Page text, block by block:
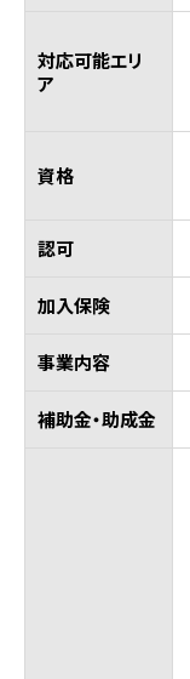
対応可能エリ
ア
資格
認可
加入保険
事業内容
補助金・助成金